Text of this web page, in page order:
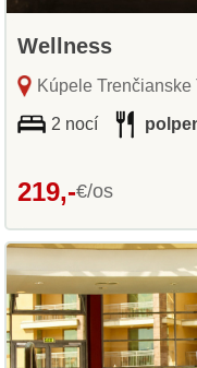
Wellness
Kúpele Trenčianske
2 nocí
219,-€/os